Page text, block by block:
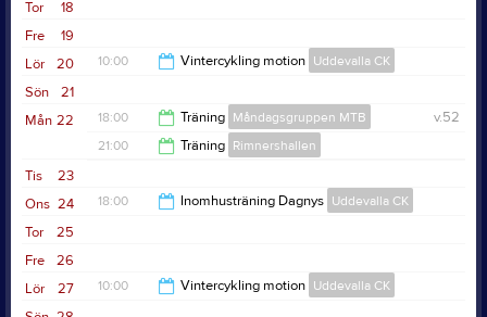
18
Tor
19
Fre
20
Lör 10:00 Vintercykling motion Uddevalla CK
12:00
21
Sön
22
Mån v.52
18:00 Träning Måndagsgruppen MTB
21:00 Träning Rimnershallen
22:30
23
Tis
24
Ons 18:00 Inomhusträning Dagnys Uddevalla CK
25
Tor
26
Fre
27
Lör 10:00 Vintercykling motion Uddevalla CK